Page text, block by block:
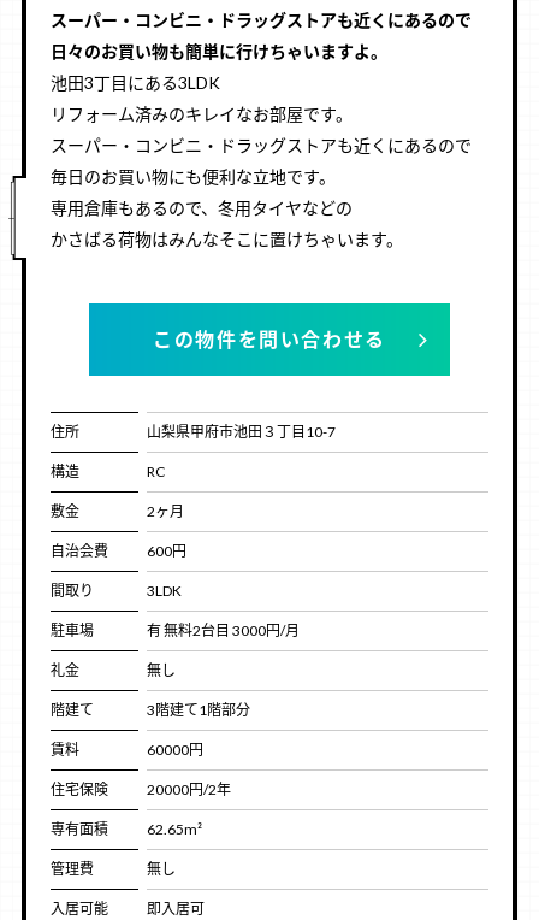
スーパー・コンビニ・ドラッグストアも近くにあるので
日々のお買い物も簡単に行けちゃいますよ。
池田3丁目にある3LDK
リフォーム済みのキレイなお部屋です。
スーパー・コンビニ・ドラッグストアも近くにあるので
毎日のお買い物にも便利な立地です。
専用倉庫もあるので、冬用タイヤなどの
かさばる荷物はみんなそこに置けちゃいます。
この物件を問い合わせる
住所 山梨県甲府市池田３丁目10-7
構造 RC
敷金 2ヶ月
自治会費 600円
間取り 3LDK
駐車場 有 無料2台目 3000円/月
礼金 無し
階建て 3階建て1階部分
賃料 60000円
住宅保険 20000円/2年
専有面積 62.65m²
管理費 無し
入居可能
即入居可